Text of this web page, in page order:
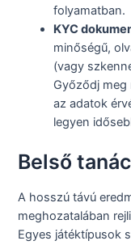
folyamatban.
KYC
minőségű,
(vagy
Győződj meg
az adatok
legyen
Belső
A hosszú távú
meghozatalában
Egyes játéktípusok